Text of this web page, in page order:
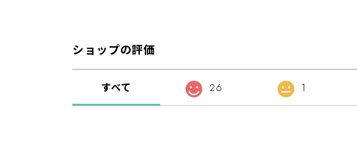
ショップの評価
すべて 26 1